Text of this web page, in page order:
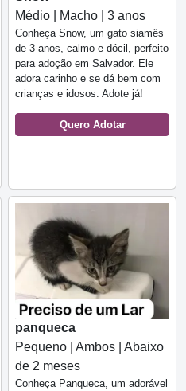
Médio | Macho | 3 anos
Conheça Snow, um gato siamês
de 3 anos, calmo e dócil, perfeito
para adoção em Salvador. Ele
adora carinho e se dá bem com
crianças e idosos. Adote já!
Quero Adotar
panqueca
Pequeno | Ambos | Abaixo
de 2 meses
Conheça Panqueca, um adorável